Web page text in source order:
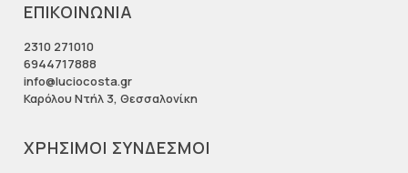
ΕΠΙΚΟΙΝΩΝΙΑ
2310 271010
6944717888
info@luciocosta.gr
Καρόλου Ντήλ 3, Θεσσαλονίκη
ΧΡΗΣΙΜΟΙ ΣΥΝΔΕΣΜΟΙ